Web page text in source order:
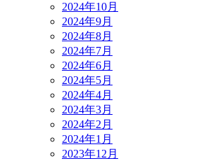
2024年10月
2024年9月
2024年8月
2024年7月
2024年6月
2024年5月
2024年4月
2024年3月
2024年2月
2024年1月
2023年12月